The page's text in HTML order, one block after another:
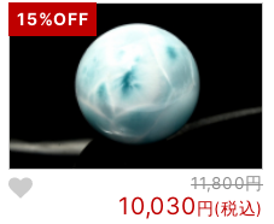
15%OFF
11,800円
10,030円(税込)